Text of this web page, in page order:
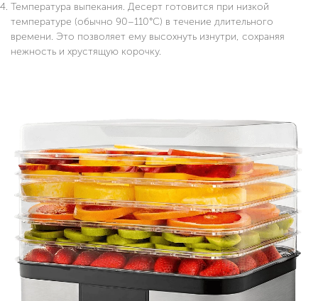
Температура выпекания. Десерт готовится при низкой
температуре (обычно 90–110°C) в течение длительного
времени. Это позволяет ему высохнуть изнутри, сохраняя
нежность и хрустящую корочку.